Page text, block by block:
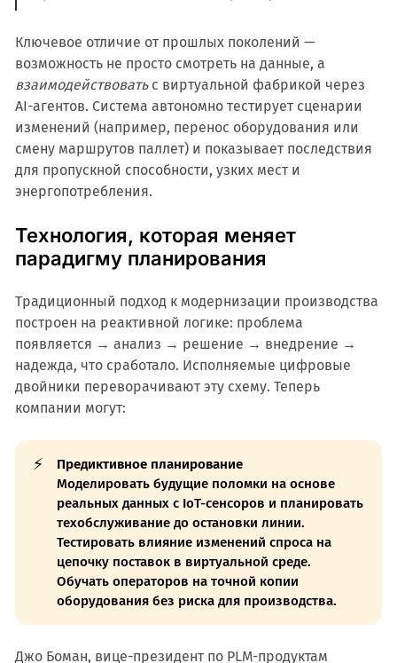
Ключевое отличие от прошлых поколений —
возможность не просто смотреть на данные, а
взаимодействоватьс виртуальной фабрикой через
AI-агентов. Система автономно тестирует сценарии
изменений (например, перенос оборудования или
смену маршрутов паллет) и показывает последствия
для пропускной способности, узких мест и
энергопотребления.
Технология, которая меняет
парадигму планирования
Традиционный подход к модернизации производства
построен на реактивной логике: проблема
появляется → анализ → решение → внедрение →
надежда, что сработало. Исполняемые цифровые
двойники переворачивают эту схему. Теперь
компании могут:
⚡
Предиктивное планирование
Моделировать будущие поломки на основе
реальных данных с IoT-сенсоров и планировать
техобслуживание до остановки линии.
Тестировать влияние изменений спроса на
цепочку поставок в виртуальной среде.
Обучать операторов на точной копии
оборудования без риска для производства.
Джо Боман, вице-президент по PLM-продуктам